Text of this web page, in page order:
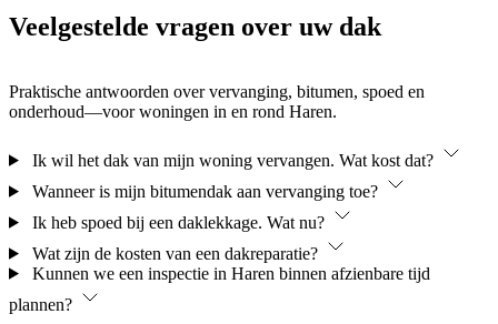
Veelgestelde vragen over uw dak
Praktische antwoorden over vervanging, bitumen, spoed en
onderhoud—voor woningen in en rond Haren.
Ik wil het dak van mijn woning vervangen. Wat kost dat?
Wanneer is mijn bitumendak aan vervanging toe?
Ik heb spoed bij een daklekkage. Wat nu?
Wat zijn de kosten van een dakreparatie?
Kunnen we een inspectie in Haren binnen afzienbare tijd
plannen?